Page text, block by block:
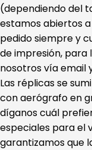
(dependiendo del
estamos abiertos
pedido siempre y
de impresión,
nosotros vía email
Las réplicas se
con aerógrafo en
díganos cuál
especiales para el
garantizamos que